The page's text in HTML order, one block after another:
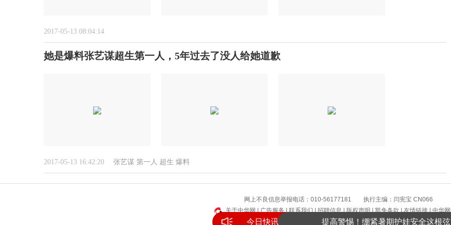
2017-05-13 08:04:14
她是爆料张艺谋超生第一人，5年过去了没人给她道歉
2017-05-13 16:42:20 张艺谋 第一人 超生 爆料
网上不良信息举报电话：010-56177181 执行主编：闫宪宝 CN066
关于中华网|广告服务|联系我们|招聘信息|版权声明|豁免条款|友情链接|中华
版权所有 中华网
今日快讯 提高警惕！绷紧暑期护娃安全这根弦